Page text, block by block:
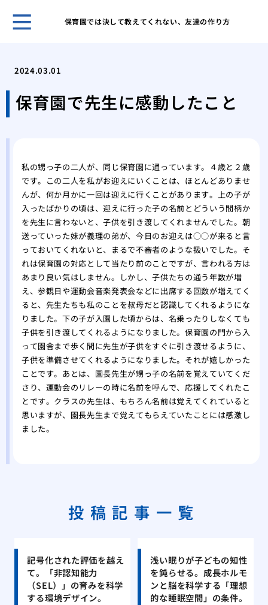
保育園では決して教えてくれない、友達の作り方
成
く
と
発
稚
長
2024.03.01
保育園で先生に感動したこと
私の甥っ子の二人が、同じ保育園に通っています。４歳と２歳
です。この二人を私がお迎えにいくことは、ほとんどありませ
んが、何か月かに一回は迎えに行くことがあります。上の子が
入ったばかりの頃は、迎えに行った子の名前とどういう間柄か
を先生に言わないと、子供を引き渡してくれませんでした。朝
送っていった妹が義理の弟が、今日のお迎えは○○が来ると言
っておいてくれないと、まるで不審者のような扱いでした。そ
れは保育園の対応として当たり前のことですが、言われる方は
あまり良い気はしません。しかし、子供たちの通う年数が増
え、参観日や運動会音楽発表会などに出席する回数が増えてく
ると、先生たちも私のことを叔母だと認識してくれるようにな
りました。下の子が入園した頃からは、名乗ったりしなくても
子供を引き渡してくれるようになりました。保育園の門から入
って園舎まで歩く間に先生が子供をすぐに引き渡せるように、
子供を準備させてくれるようになりました。それが嬉しかった
ことです。あとは、園長先生が甥っ子の名前を覚えていてくだ
さり、運動会のリレーの時に名前を呼んで、応援してくれたこ
とです。クラスの先生は、もちろん名前は覚えてくれていると
思いますが、園長先生まで覚えてもらえていたことには感激し
ました。
投稿記事一覧
記号化された評価を越え
て。「非認知能力
（SEL）」の育みを科学
する環境デザイン。
浅い眠りが子どもの知性
を鈍らせる。成長ホルモ
ンと脳を科学する「理想
的な睡眠空間」の条件。